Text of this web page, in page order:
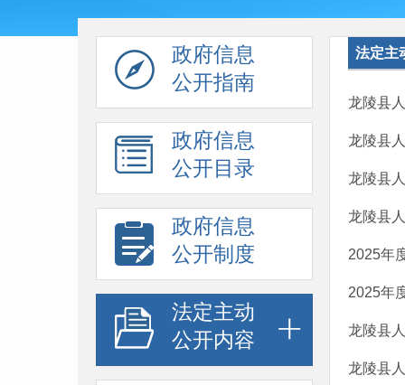
政府信息
公开指南
政府信息
公开目录
政府信息
公开制度
法定主动
公开内容
法定主
龙陵县
龙陵县
龙陵县
龙陵县
2025年
2025年
龙陵县
龙陵县